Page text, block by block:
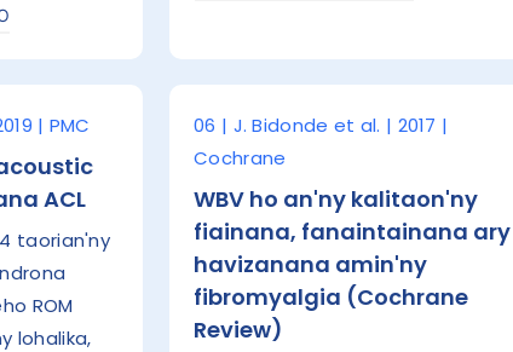
| PMC
ACL
taorian'ny
ROM
lohalika,
06 | J. Bidonde et al. | 2017 |
Cochrane
WBV ho an'ny kalitaon'ny
fiainana, fanaintainana ary
havizanana amin'ny
fibromyalgia (Cochrane
Review)